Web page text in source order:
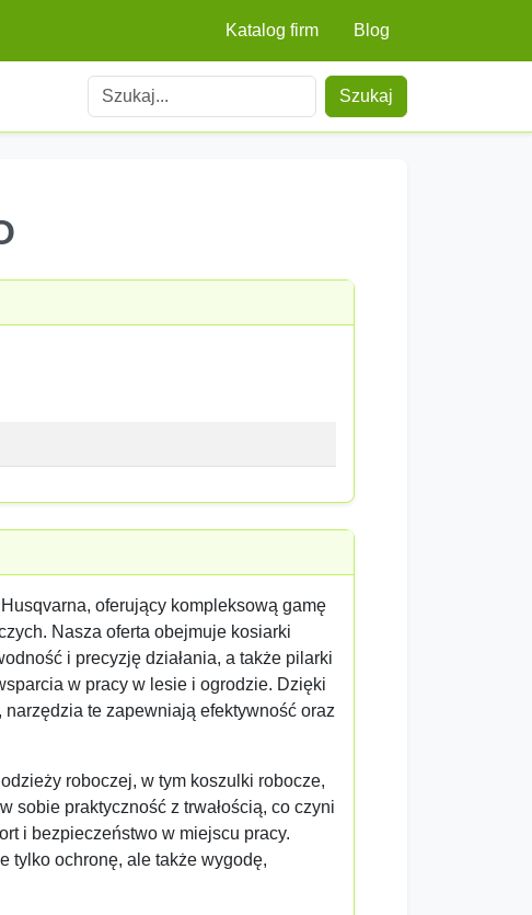
Katalog firm Blog
Szukaj
oferujący kompleksową gamę
Nasza oferta obejmuje kosiarki
i precyzję działania, a także pilarki
w pracy w lesie i ogrodzie. Dzięki
te zapewniają efektywność oraz
roboczej, w tym koszulki robocze,
sobie praktyczność z trwałością, co czyni
i bezpieczeństwo w miejscu pracy.
tylko ochronę, ale także wygodę,